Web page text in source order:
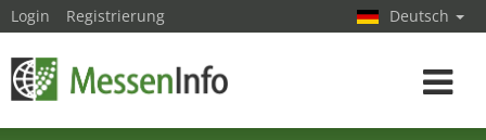
Login Registrierung Deutsch
Toggle